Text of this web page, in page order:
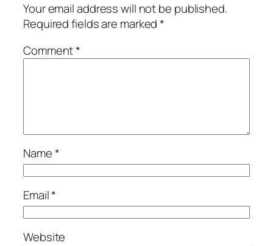
Your email address will not be published.
Required fields are marked*
Comment*
Name*
Email*
Website